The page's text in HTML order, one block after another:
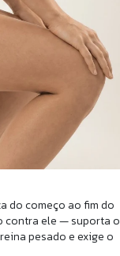
do começo ao fim do
contra ele — suporta o
pesado e exige o